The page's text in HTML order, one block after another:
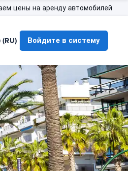
цены на аренду автомобилей
(RU) Войдите в систему